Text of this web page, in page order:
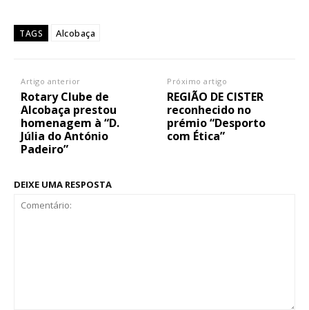
TAGS Alcobaça
Artigo anterior
Rotary Clube de
Alcobaça prestou
homenagem à “D.
Júlia do António
Padeiro”
Próximo artigo
REGIÃO DE CISTER
reconhecido no
prémio “Desporto
com Ética”
DEIXE UMA RESPOSTA